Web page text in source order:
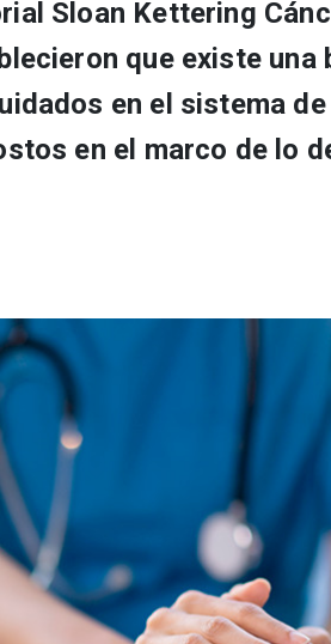
Sloan Kettering
que existe una
en el sistema
en el marco de lo